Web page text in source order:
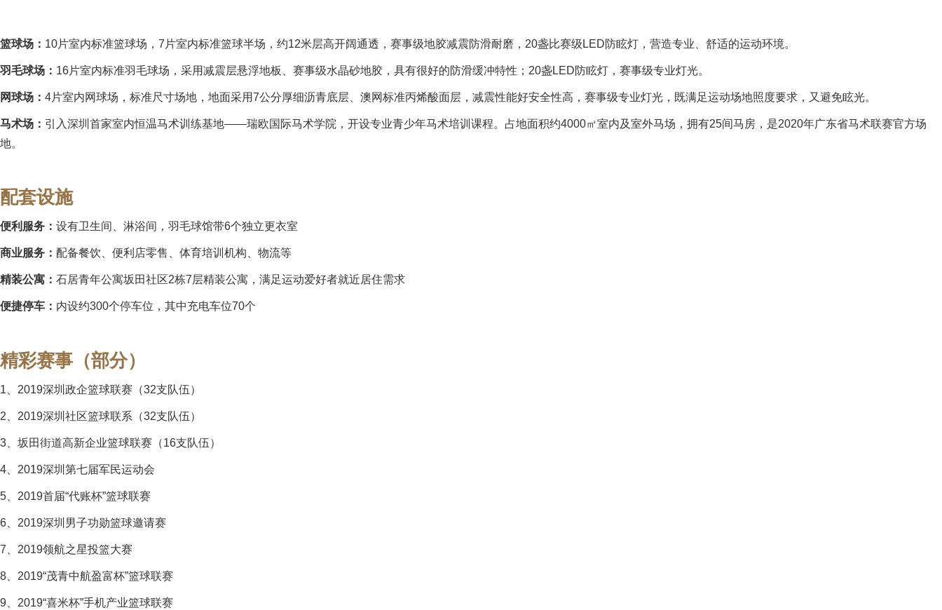
篮球场： 10片室内标准篮球场，7片室内标准篮球半场，约12米层高开阔通透，赛事级地胶减震防滑耐磨，20盏比赛级LED防眩灯，营造专业、舒适的运动环境。
羽毛球场： 16片室内标准羽毛球场，采用减震层悬浮地板、赛事级水晶砂地胶，具有很好的防滑缓冲特性；20盏LED防眩灯，赛事级专业灯光。
网球场： 4片室内网球场，标准尺寸场地，地面采用7公分厚细沥青底层、澳网标准丙烯酸面层，减震性能好安全性高，赛事级专业灯光，既满足运动场地照度要求，又避免眩光。
马术场： 引入深圳首家室内恒温马术训练基地——瑞欧国际马术学院，开设专业青少年马术培训课程。占地面积约4000㎡室内及室外马场，拥有25间马房，是2020年广东省马术联赛官方场
地。
配套设施
便利服务： 设有卫生间、淋浴间，羽毛球馆带6个独立更衣室
商业服务： 配备餐饮、便利店零售、体育培训机构、物流等
精装公寓： 石居青年公寓坂田社区2栋7层精装公寓，满足运动爱好者就近居住需求
便捷停车： 内设约300个停车位，其中充电车位70个
精彩赛事（部分）
1、2019深圳政企篮球联赛（32支队伍）
2、2019深圳社区篮球联系（32支队伍）
3、坂田街道高新企业篮球联赛（16支队伍）
4、2019深圳第七届军民运动会
5、2019首届“代账杯”篮球联赛
6、2019深圳男子功勋篮球邀请赛
7、2019领航之星投篮大赛
8、2019“茂青中航盈富杯”篮球联赛
9、2019“喜米杯”手机产业篮球联赛